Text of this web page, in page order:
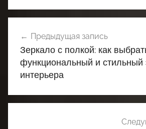
по
записям
Предыдущая запись
Зеркало с полкой: как
функциональный и стильный
интерьера